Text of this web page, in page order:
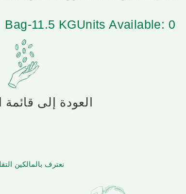
Units Available: 0
Bag-11.5 KG
العودة إلى
نعترف بالمالكين